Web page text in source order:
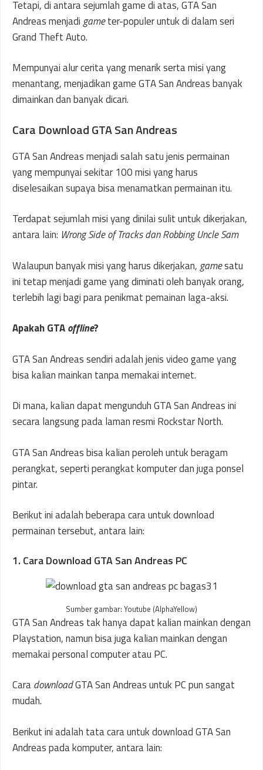
Tetapi, di antara sejumlah game di atas, GTA San
Andreas menjadigameter-populer untuk di dalam seri
Grand Theft Auto.
Mempunyai alur cerita yang menarik serta misi yang
menantang, menjadikan game GTA San Andreas banyak
dimainkan dan banyak dicari.
Cara Download GTA San Andreas
GTA San Andreas menjadi salah satu jenis permainan
yang mempunyai sekitar 100 misi yang harus
diselesaikan supaya bisa menamatkan permainan itu.
Terdapat sejumlah misi yang dinilai sulit untuk dikerjakan,
antara lain: Wrong Side of Tracks dan Robbing Uncle Sam
Walaupun banyak misi yang harus dikerjakan,gamesatu
ini tetap menjadi game yang diminati oleh banyak orang,
terlebih lagi bagi para penikmat pemainan laga-aksi.
Apakah GTAoffline?
GTA San Andreas sendiri adalah jenis video game yang
bisa kalian mainkan tanpa memakai internet.
Di mana, kalian dapat mengunduh GTA San Andreas ini
secara langsung pada laman resmi Rockstar North.
GTA San Andreas bisa kalian peroleh untuk beragam
perangkat, seperti perangkat komputer dan juga ponsel
pintar.
Berikut ini adalah beberapa cara untuk download
permainan tersebut, antara lain:
1. Cara Download GTA San Andreas PC
Sumber gambar: Youtube (AlphaYellow)
GTA San Andreas tak hanya dapat kalian mainkan dengan
Playstation, namun bisa juga kalian mainkan dengan
memakai personal computer atau PC.
CaradownloadGTA San Andreas untuk PC pun sangat
mudah.
Berikut ini adalah tata cara untuk download GTA San
Andreas pada komputer, antara lain: